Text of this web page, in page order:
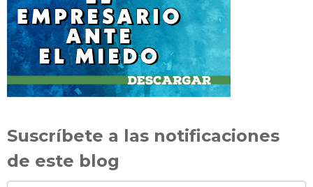
Suscríbete a las notificaciones
de este blog